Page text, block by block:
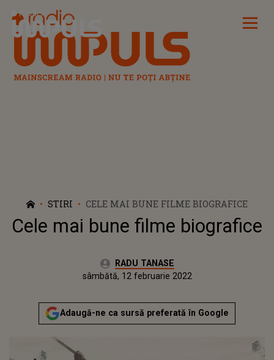
Radio Impuls
STIRI CELE MAI BUNE FILME BIOGRAFICE
Cele mai bune filme biografice
Autor:RADU TANASE
sâmbătă, 12 februarie 2022
Actualizat:
sâmbătă, 12 februarie 2022
Adaugă-ne ca sursă preferată în Google